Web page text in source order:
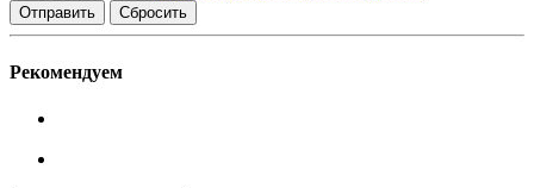
Сбросить
Рекомендуем